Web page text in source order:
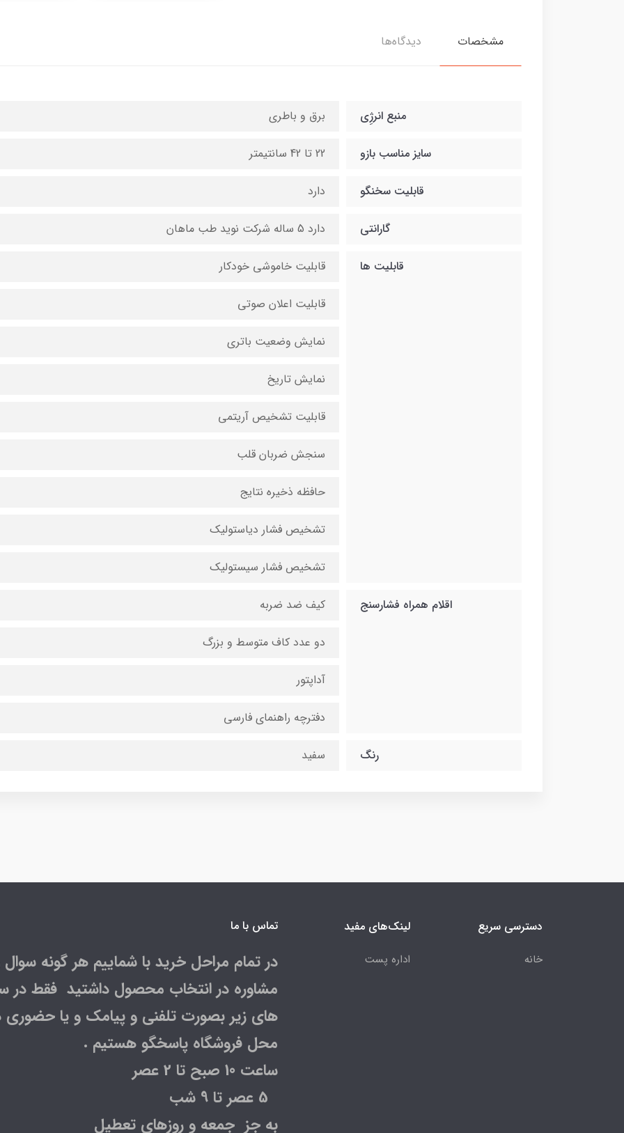
مشخصات دیدگاه‌ها
منبع انرژِی برق و باطری
سایز مناسب بازو 22 تا 42 سانتیمتر
قابلیت سخنگو دارد
گارانتی دارد 5 ساله شرکت نوید طب ماهان
قابلیت ها قابلیت خاموشی خودکار
قابلیت اعلان صوتی
نمایش وضعیت باتری
نمایش تاریخ
قابلیت تشخیص آریتمی
سنجش ضربان قلب
حافظه ذخیره نتایج
تشخیص فشار دیاستولیک
تشخیص فشار سیستولیک
اقلام همراه فشارسنج کیف ضد ضربه
دو عدد کاف متوسط و بزرگ
آداپتور
دفترچه راهنمای فارسی
رنگ سفید
دسترسی سریع
خانه
لینک‌های مفید
اداره پست
تماس با ما
در تمام مراحل خرید با شماییم هر گونه سوال
مشاوره در انتخاب محصول داشتید فقط در
های زیر بصورت تلفنی و پیامک و یا حضوری
محل فروشگاه پاسخگو هستیم .
ساعت 10 صبح تا 2 عصر
به جز جمعه و روزهای تعطیل